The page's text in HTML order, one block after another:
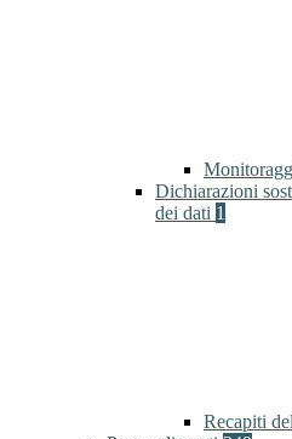
Dichiarazioni
dei dati 1
Recapiti